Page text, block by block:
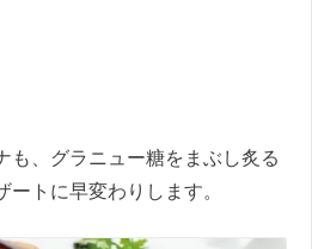
も、グラニュー糖をまぶし炙る
ートに早変わりします。